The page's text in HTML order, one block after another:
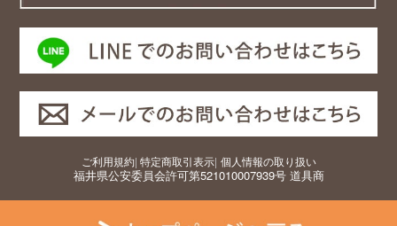
ご利用規約| 特定商取引表示| 個人情報の取り扱い
福井県公安委員会許可第521010007939号 道具商